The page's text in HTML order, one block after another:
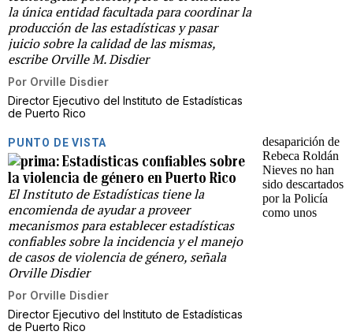
la única entidad facultada para coordinar la
producción de las estadísticas y pasar
juicio sobre la calidad de las mismas,
escribe Orville M. Disdier
Por Orville Disdier
Director Ejecutivo del Instituto de Estadísticas
de Puerto Rico
PUNTO DE VISTA
Estadísticas confiables sobre
la violencia de género en Puerto Rico
El Instituto de Estadísticas tiene la
encomienda de ayudar a proveer
mecanismos para establecer estadísticas
confiables sobre la incidencia y el manejo
de casos de violencia de género, señala
Orville Disdier
Por Orville Disdier
Director Ejecutivo del Instituto de Estadísticas
de Puerto Rico